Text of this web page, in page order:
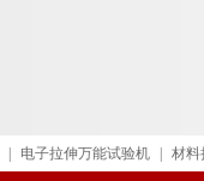
电子拉伸万能试验机 材料